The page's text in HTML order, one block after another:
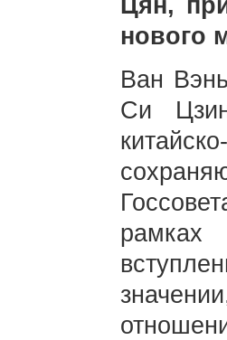
Цян,
нового
Ван
Си
рамках